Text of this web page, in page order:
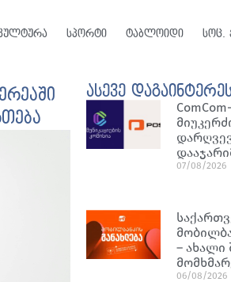
სპორტი ტაბლოიდი სოც.
ასევე
07/08/2026
– ახალი
06/08/2026